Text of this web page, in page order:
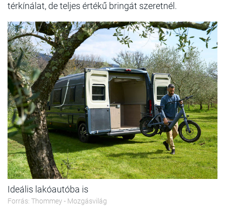
térkínálat, de teljes értékű bringát szeretnél.
Ideális lakóautóba is
Forrás: Thommey - Mozgásvilág